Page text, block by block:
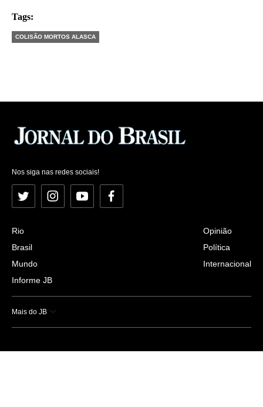
Tags:
COLISÃO MORTOS ALASCA
Nos siga nas redes sociais!
Twitter InstagramYouTubeFacebook
Rio
Brasil
Mundo
Informe JB
Opinião
Política
Internacional
Mais do JB
Esportes